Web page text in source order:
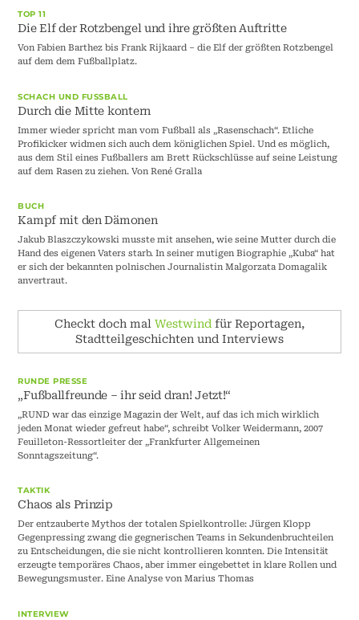
TOP 11
Die Elf der Rotzbengel und ihre größten Auftritte
Von Fabien Barthez bis Frank Rijkaard – die Elf der größten Rotzbengel
auf dem dem Fußballplatz.
SCHACH UND FUSSBALL
Durch die Mitte kontern
Immer wieder spricht man vom Fußball als „Rasenschach“. Etliche
Profikicker widmen sich auch dem königlichen Spiel. Und es möglich,
aus dem Stil eines Fußballers am Brett Rückschlüsse auf seine Leistung
auf dem Rasen zu ziehen. Von René Gralla
BUCH
Kampf mit den Dämonen
Jakub Blaszczykowski musste mit ansehen, wie seine Mutter durch die
Hand des eigenen Vaters starb. In seiner mutigen Biographie „Kuba“ hat
er sich der bekannten polnischen Journalistin Malgorzata Domagalik
anvertraut.
Checkt doch mal Westwind für Reportagen,
Stadtteilgeschichten und Interviews
RUNDE PRESSE
„Fußballfreunde – ihr seid dran! Jetzt!“
„RUND war das einzige Magazin der Welt, auf das ich mich wirklich
jeden Monat wieder gefreut habe“, schreibt Volker Weidermann, 2007
Feuilleton-Ressortleiter der „Frankfurter Allgemeinen
Sonntagszeitung“.
TAKTIK
Chaos als Prinzip
Der entzauberte Mythos der totalen Spielkontrolle: Jürgen Klopp
Gegenpressing zwang die gegnerischen Teams in Sekundenbruchteilen
zu Entscheidungen, die sie nicht kontrollieren konnten. Die Intensität
erzeugte temporäres Chaos, aber immer eingebettet in klare Rollen und
Bewegungsmuster. Eine Analyse von Marius Thomas
INTERVIEW